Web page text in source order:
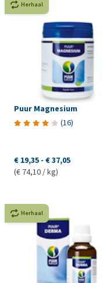
Herhaal
Puur Magnesium
(16)
€ 19,35 - € 37,05
(€ 74,10 / kg)
Herhaal